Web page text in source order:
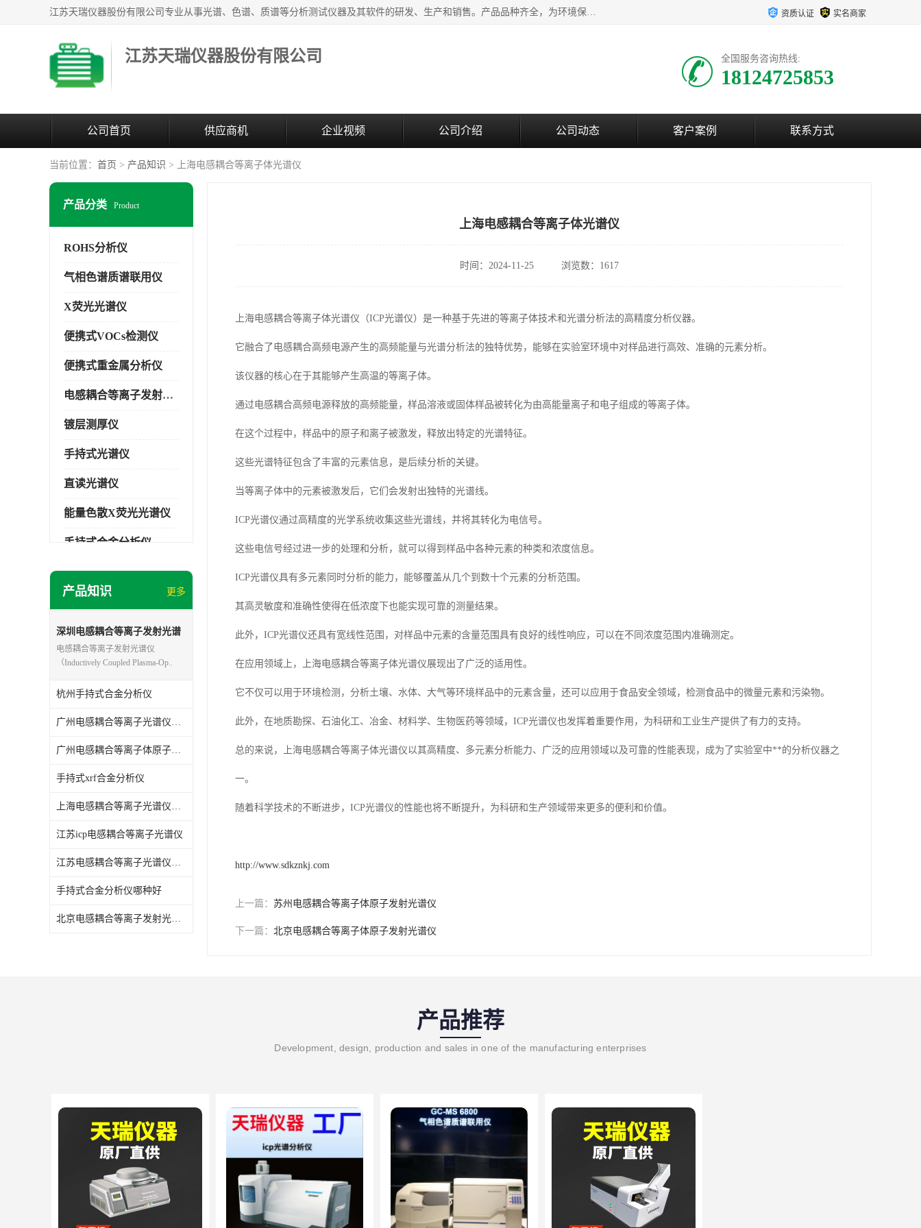
江苏天瑞仪器股份有限公司专业从事光谱、色谱、质谱等分析测试仪器及其软件的研发、生产和销售。产品品种齐全，为环境保护与安全、工业测试与分析及其它领域提供专业解决方案。 为客户提供更加先进的产品和更加满意的服务。 资质认证 实名商家
江苏天瑞仪器股份有限公司 全国服务咨询热线:
18124725853
公司首页 供应商机 企业视频 公司介绍 公司动态 客户案例 联系方式
当前位置： 首页 > 产品知识 > 上海电感耦合等离子体光谱仪
产品分类 Product
ROHS分析仪
气相色谱质谱联用仪
X荧光光谱仪
便携式VOCs检测仪
便携式重金属分析仪
电感耦合等离子发射光谱仪
镀层测厚仪
手持式光谱仪
直读光谱仪
能量色散X荧光光谱仪
手持式合金分析仪
手持式矿石分析仪
光电直读光谱仪
便携式水质重金属检测仪
产品知识 更多
深圳电感耦合等离子发射光谱
仪
电感耦合等离子发射光谱仪
（Inductively Coupled Plasma-Op..
杭州手持式合金分析仪
广州电感耦合等离子光谱仪原理
广州电感耦合等离子体原子发射光谱仪
手持式xrf合金分析仪
上海电感耦合等离子光谱仪原理
江苏icp电感耦合等离子光谱仪
江苏电感耦合等离子光谱仪原理
手持式合金分析仪哪种好
北京电感耦合等离子发射光谱仪
上海电感耦合等离子体光谱仪
时间：2024-11-25 浏览数：1617
上海电感耦合等离子体光谱仪（ICP光谱仪）是一种基于先进的等离子体技术和光谱分析法的高精度分析仪器。
它融合了电感耦合高频电源产生的高频能量与光谱分析法的独特优势，能够在实验室环境中对样品进行高效、准确的元素分析。
该仪器的核心在于其能够产生高温的等离子体。
通过电感耦合高频电源释放的高频能量，样品溶液或固体样品被转化为由高能量离子和电子组成的等离子体。
在这个过程中，样品中的原子和离子被激发，释放出特定的光谱特征。
这些光谱特征包含了丰富的元素信息，是后续分析的关键。
当等离子体中的元素被激发后，它们会发射出独特的光谱线。
ICP光谱仪通过高精度的光学系统收集这些光谱线，并将其转化为电信号。
这些电信号经过进一步的处理和分析，就可以得到样品中各种元素的种类和浓度信息。
ICP光谱仪具有多元素同时分析的能力，能够覆盖从几个到数十个元素的分析范围。
其高灵敏度和准确性使得在低浓度下也能实现可靠的测量结果。
此外，ICP光谱仪还具有宽线性范围，对样品中元素的含量范围具有良好的线性响应，可以在不同浓度范围内准确测定。
在应用领域上，上海电感耦合等离子体光谱仪展现出了广泛的适用性。
它不仅可以用于环境检测，分析土壤、水体、大气等环境样品中的元素含量，还可以应用于食品安全领域，检测食品中的微量元素和污染物。
此外，在地质勘探、石油化工、冶金、材料学、生物医药等领域，ICP光谱仪也发挥着重要作用，为科研和工业生产提供了有力的支持。
总的来说，上海电感耦合等离子体光谱仪以其高精度、多元素分析能力、广泛的应用领域以及可靠的性能表现，成为了实验室中**的分析仪器之
一。
随着科学技术的不断进步，ICP光谱仪的性能也将不断提升，为科研和生产领域带来更多的便利和价值。
http://www.sdkznkj.com
上一篇： 苏州电感耦合等离子体原子发射光谱仪
下一篇： 北京电感耦合等离子体原子发射光谱仪
产品推荐
Development, design, production and sales in one of the manufacturing enterprises